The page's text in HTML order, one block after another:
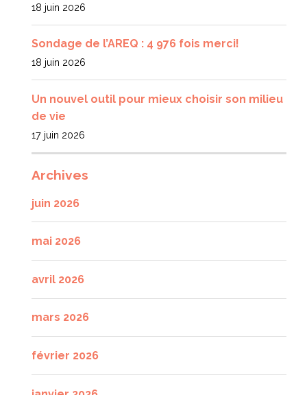
18 juin 2026
Sondage de l’AREQ : 4 976 fois merci!
18 juin 2026
Un nouvel outil pour mieux choisir son milieu
de vie
17 juin 2026
Archives
juin 2026
mai 2026
avril 2026
mars 2026
février 2026